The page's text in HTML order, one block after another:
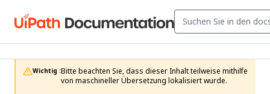
Wichtig :Bitte beachten Sie, dass dieser Inhalt teilweise mithilfe
von maschineller Übersetzung lokalisiert wurde.